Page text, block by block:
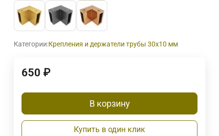
Категории:Крепления и держатели трубы 30х10 мм
650 ₽
В корзину
Купить в один клик